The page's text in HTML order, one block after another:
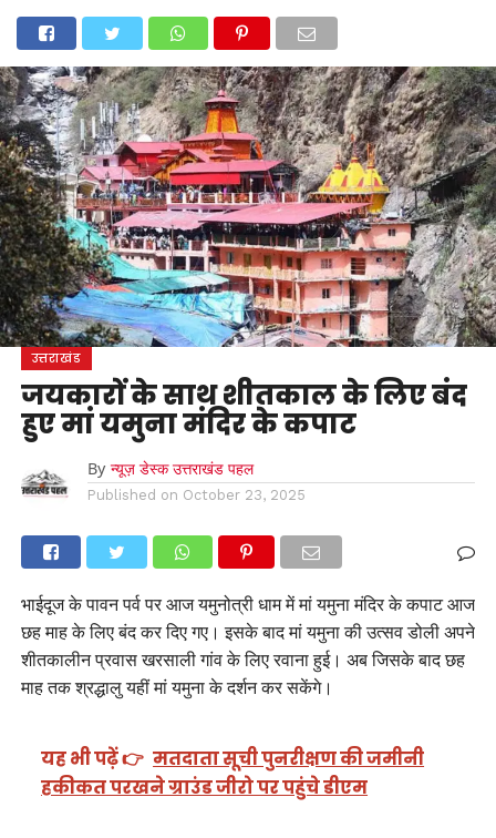
उत्तराखंडअल्मोड़ाउत्तरकाशीउधम सिंह नगरचंपावतचमोलीटिहरी गढ़वाल
देहरादूननैनीतालपिथौरागढ़पौड़ी गढ़वालबागेश्वररुद्रप्रयागहरिद्वारदेशदुनिया
मनोरंजन
उत्तराखंड
जयकारों के साथ शीतकाल के लिए बंद
हुए मां यमुना मंदिर के कपाट
By न्यूज़ डेस्क उत्तराखंड पहल
Published on October 23, 2025
भाईदूज के पावन पर्व पर आज यमुनोत्री धाम में मां यमुना मंदिर के कपाट आज
छह माह के लिए बंद कर दिए गए। इसके बाद मां यमुना की उत्सव डोली अपने
शीतकालीन प्रवास खरसाली गांव के लिए रवाना हुई। अब जिसके बाद छह
माह तक श्रद्धालु यहीं मां यमुना के दर्शन कर सकेंगे।
यह भी पढ़ें 👉 मतदाता सूची पुनरीक्षण की जमीनी
हकीकत परखने ग्राउंड जीरो पर पहुंचे डीएम